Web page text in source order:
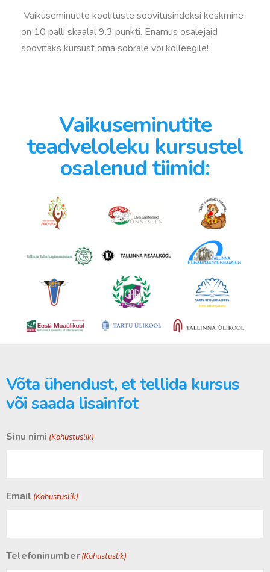
Vaikuseminutite koolituste soovitusindeksi keskmine
on 10 palli skaalal 9.3 punkti. Enamus osalejaid
soovitaks kursust oma sõbrale või kolleegile!
Vaikuseminutite
teadveloleku kursustel
osalenud tiimid:
Võta ühendust, et tellida kursus
või saada lisainfot
Sinu nimi (Kohustuslik)
Email (Kohustuslik)
Telefoninumber (Kohustuslik)